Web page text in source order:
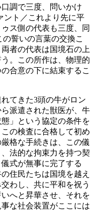
調で三度、問いかけ
ント／これより先に平
ス側の代表も三度、同
の誓いの言葉の交換こ
者の代表は国境石の上
。この所作は、物理的
合意の下に結束するこ
てきた3頭の牛がロン
派遣された獣医が、牛
」という協定の条件を
の検査に合格して初め
格な手続きは、この儀
法的な拘束力を持つ契
式が無事に完了する
住民たちは国境を越え
わし、共に平和を祝う
へと昇華させ、それを
な社会装置がここには